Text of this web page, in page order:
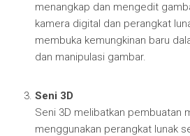
menangkap dan mengedit
kamera digital dan perangkat
membuka kemungkinan baru
dan manipulasi gambar.
Seni 3D
Seni 3D melibatkan pembuatan
menggunakan perangkat lunak